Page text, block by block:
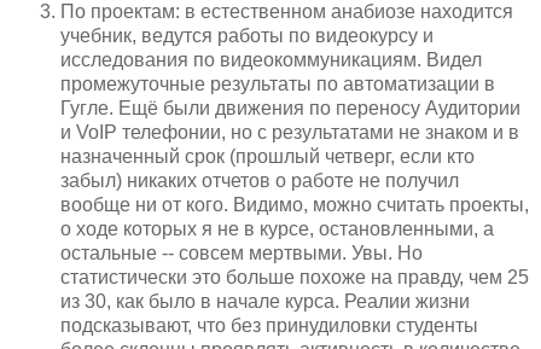
По проектам: в естественном анабиозе находится
учебник, ведутся работы по видеокурсу и
исследования по видеокоммуникациям. Видел
промежуточные результаты по автоматизации в
Гугле. Ещё были движения по переносу Аудитории
и VoIP телефонии, но с результатами не знаком и в
назначенный срок (прошлый четверг, если кто
забыл) никаких отчетов о работе не получил
вообще ни от кого. Видимо, можно считать проекты,
о ходе которых я не в курсе, остановленными, а
остальные -- совсем мертвыми. Увы. Но
статистически это больше похоже на правду, чем 25
из 30, как было в начале курса. Реалии жизни
подсказывают, что без принудиловки студенты